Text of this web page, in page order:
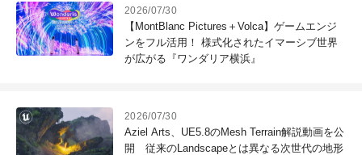
2026/07/30
【MontBlanc Pictures＋Volca】ゲームエンジ
ンをフル活用！ 様式化されたイマーシブ世界
が広がる『ワンダリア横浜』
2026/07/30
Aziel Arts、UE5.8のMesh Terrain解説動画を公
開 従来のLandscapeとは異なる次世代の地形